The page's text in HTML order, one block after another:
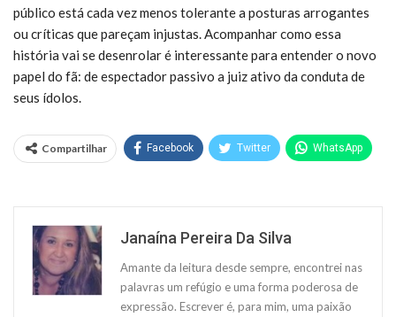
público está cada vez menos tolerante a posturas arrogantes
ou críticas que pareçam injustas. Acompanhar como essa
história vai se desenrolar é interessante para entender o novo
papel do fã: de espectador passivo a juiz ativo da conduta de
seus ídolos.
Compartilhar Facebook Twitter WhatsApp
Janaína Pereira Da Silva
Amante da leitura desde sempre, encontrei nas
palavras um refúgio e uma forma poderosa de
expressão. Escrever é, para mim, uma paixão